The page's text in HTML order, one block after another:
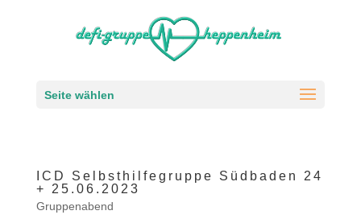
Seite wählen
ICD Selbsthilfegruppe Südbaden 24
+ 25.06.2023
Gruppenabend